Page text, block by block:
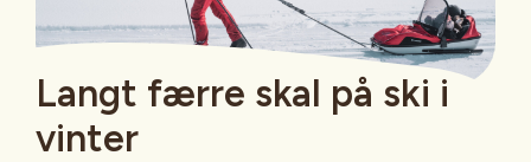
Langt færre skal på ski i
vinter